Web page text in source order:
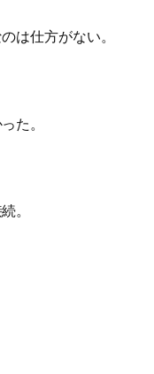
は仕方がない。
た。
。